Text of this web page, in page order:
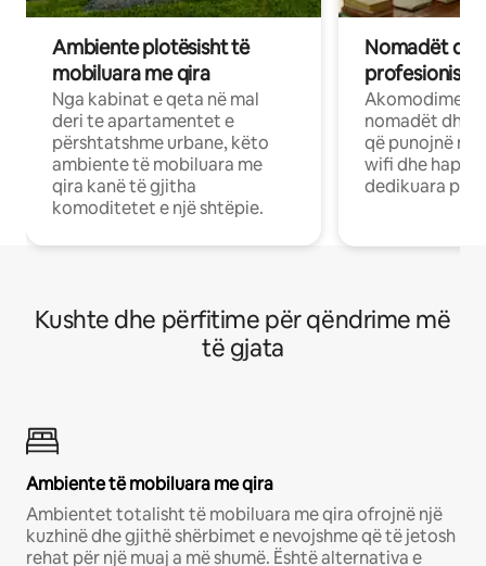
Ambiente plotësisht të
mobiluara me qira
Nga kabinat e qeta në mal
deri te apartamentet e
përshtatshme urbane, këto
ambiente të mobiluara me
qira kanë të gjitha
komoditetet e një shtëpie.
Nomadët
Akomodime
nomadët dhe
që punojnë në
wifi dhe
dedikuara
Kushte dhe përfitime për qëndrime më
të gjata
Ambiente të mobiluara me qira
Ambientet totalisht të mobiluara me qira ofrojnë një
kuzhinë dhe gjithë shërbimet e nevojshme që të jetosh
rehat për një muaj a më shumë. Është alternativa e